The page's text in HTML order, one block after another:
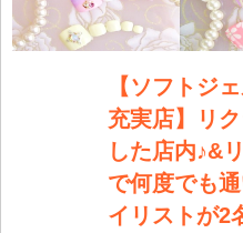
【ソフトジ
充実店】リ
した店内♪&
で何度でも
イリストが2